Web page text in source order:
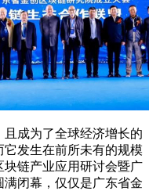
成为了全球经济增长的
发生在前所未有的规模
块链产业应用研讨会暨广
闭幕，仅仅是广东省金